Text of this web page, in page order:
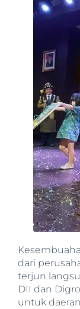
dari
terjun
DII dan
untuk